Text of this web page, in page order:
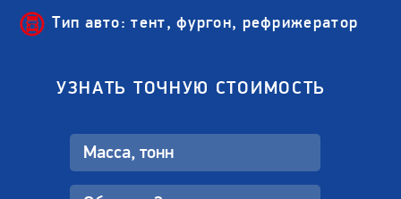
Тип авто: тент, фургон, рефрижератор
УЗНАТЬ ТОЧНУЮ СТОИМОСТЬ